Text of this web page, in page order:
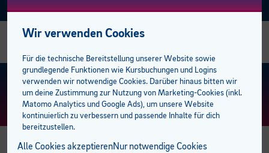
FacebookInstagramLinkedin
Gesundheit
Medizinische Assistenzberufe
Deutsch
Englisch
Berufsreifeprüfung
Lehrabschluss
Ausbilder:innen
Lehrlinge
Mitarbeiter
Sprachen
Lehre mit Matura
E-Learning plus
100 % online zum Abschluss
Öffentliche Aufträge
Privatpersonen
Unternehmen
Bildungsberatung
bfi Freifahrt Ticket
Standorte
bfi Standort Dornbirn
BFI Team
Trainer:innen
KURS FINDEN > ERWEITERTE SUCHE
Wir verwenden Cookies
Für die technische Bereitstellung unserer Website sowie
grundlegende Funktionen wie Kursbuchungen und Logins
verwenden wir notwendige Cookies. Darüber hinaus bitten wir
um deine Zustimmung zur Nutzung von Marketing-Cookies (inkl.
Matomo Analytics und Google Ads), um unsere Website
kontinuierlich zu verbessern und passende Inhalte für dich
bereitzustellen.
Alle Cookies akzeptierenNur notwendige Cookies